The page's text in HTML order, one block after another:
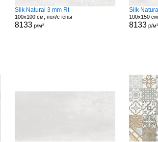
Silk Natural 3 mm Rt
100x100 см, пол/стены
8133р/м²
Silk
100x150
8133р/м²